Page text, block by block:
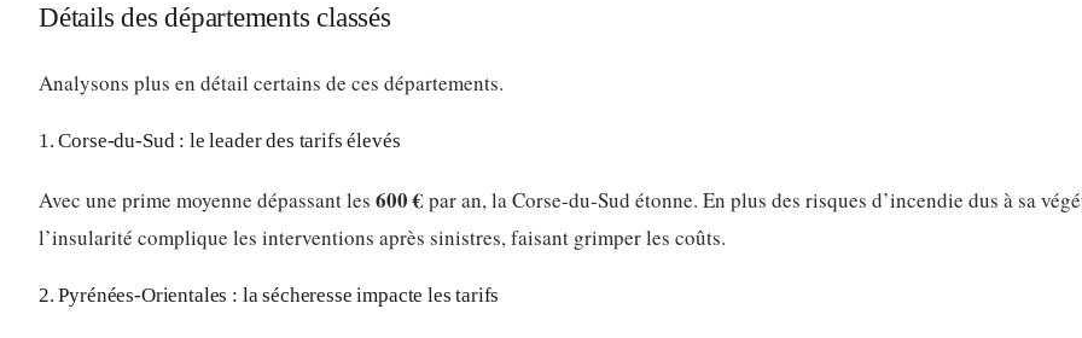
Détails des départements classés
Analysons plus en détail certains de ces départements.
1. Corse-du-Sud : le leader des tarifs élevés
Avec une prime moyenne dépassant les 600 €par an, la Corse-du-Sud étonne. En plus des risques d’incendie dus à sa
l’insularité complique les interventions après sinistres, faisant grimper les coûts.
2. Pyrénées-Orientales : la sécheresse impacte les tarifs